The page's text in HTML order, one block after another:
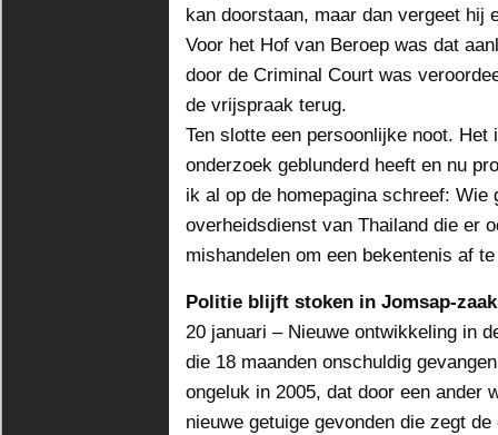
kan doorstaan, maar dan vergeet hij
Voor het Hof van Beroep was dat
door de Criminal Court was
de vrijspraak terug.
Ten slotte een persoonlijke noot.
onderzoek geblunderd heeft en nu
ik al op de homepagina schreef:
overheidsdienst van Thailand die er
mishandelen om een bekentenis af
Politie blijft stoken in Jomsap-zaak
20 januari – Nieuwe ontwikkeling in
die 18 maanden onschuldig
ongeluk in 2005, dat door een ander
nieuwe getuige gevonden die zegt